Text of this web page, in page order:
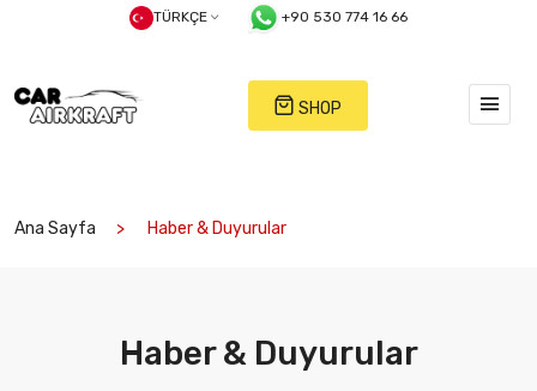
TÜRKÇE +90 530 774 16 66
SHOP
Ana Sayfa Haber & Duyurular
Haber & Duyurular